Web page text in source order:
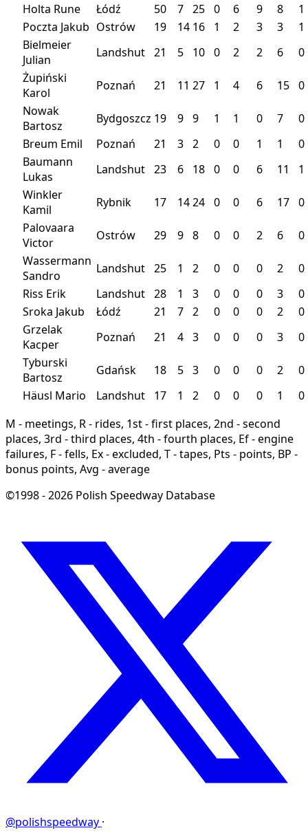
Holta Rune
Łódź 50 7 25 0 6 9 8
1
Poczta Jakub Ostrów 19 14 16 1 2 3 3
1
Bielmeier
Julian
Landshut 21 5 10 0 2 2 6
0
Żupiński
Karol
Poznań 21 11 27 1 4 6 15 0
Nowak
Bartosz
Bydgoszcz 19 9 9 1 1 0 7
0
Breum Emil
Poznań 21 3 2 0 0 1 1
0
Baumann
Lukas
Landshut 23 6 18 0 0 6 11
1
Winkler
Kamil
Rybnik 17 1424 0 0 6 17 0
Palovaara
Victor
Ostrów 29 9 8 0 0 2 6
0
Wassermann
Sandro
Landshut 25 1 2 0 0 0 2
0
Riss Erik
Landshut 28 1 3 0 0 0 3
0
Sroka Jakub
Łódź 21 7 2 0 0 0 2
0
Grzelak
Kacper
Poznań 21 4 3 0 0 0 3
0
Tyburski
Bartosz
Gdańsk 18 5 3 0 0 0 2
0
Häusl Mario
Landshut 17 1 2 0 0 0 1
0
M - meetings, R - rides, 1st - first places, 2nd - second
places, 3rd - third places, 4th - fourth places, Ef - engine
failures, F - fells, Ex - excluded, T - tapes, Pts - points, BP -
bonus points, Avg - average
©1998 - 2026 Polish Speedway Database
@polishspeedway ·